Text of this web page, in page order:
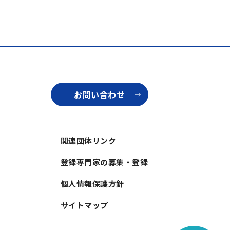
お問い合わせ
関連団体リンク
登録専門家の募集・登録
個人情報保護方針
サイトマップ